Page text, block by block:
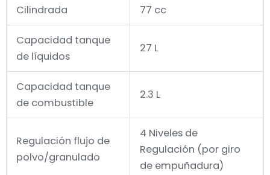
MODELO: M1200PG
Cilindrada 77 cc
Capacidad tanque
de líquidos
Capacidad tanque
de combustible
2.3 L
4 Niveles de